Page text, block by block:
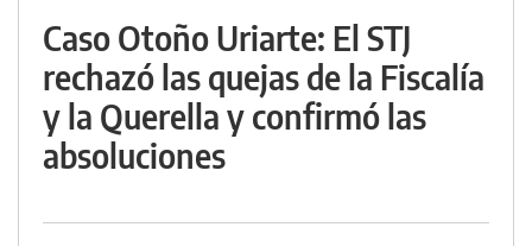
Caso Otoño Uriarte: El STJ
rechazó las quejas de la Fiscalía
y la Querella y confirmó las
absoluciones